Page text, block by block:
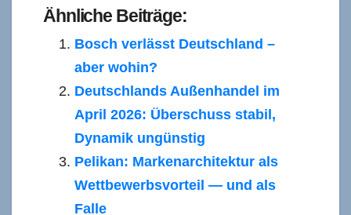
Ähnliche Beiträge:
Bosch verlässt Deutschland –
aber wohin?
Deutschlands Außenhandel im
April 2026: Überschuss stabil,
Dynamik ungünstig
Pelikan: Markenarchitektur als
Wettbewerbsvorteil — und als
Falle